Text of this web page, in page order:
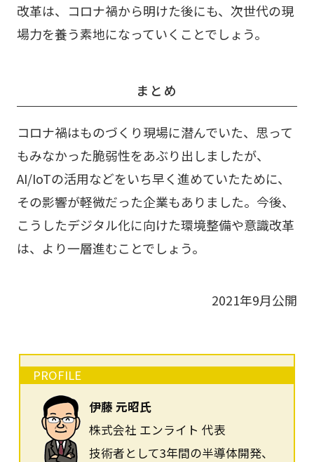
改革は、コロナ禍から明けた後にも、次世代の現
場力を養う素地になっていくことでしょう。
まとめ
コロナ禍はものづくり現場に潜んでいた、思って
もみなかった脆弱性をあぶり出しましたが、
AI/IoTの活用などをいち早く進めていたために、
その影響が軽微だった企業もありました。今後、
こうしたデジタル化に向けた環境整備や意識改革
は、より一層進むことでしょう。
2021年9月公開
PROFILE
伊藤 元昭氏
株式会社 エンライト 代表
技術者として3年間の半導体開発、